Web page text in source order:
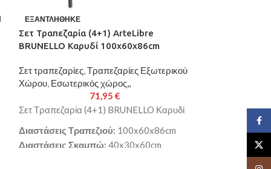
ΕΞΑΝΤΛΉΘΗΚΕ
Σετ Τραπεζαρία (4+1) ArteLibre
BRUNELLO Καρυδί 100x60x86cm
Σετ τραπεζαρίες, Τραπεζαρίες Εξωτερικού
Χώρου, Εσωτερικός χώρος,,
71,95 €
Σετ Τραπεζαρία (4+1) BRUNELLO Καρυδί
Διαστάσεις Τραπεζιού: 100x60x86cm
Διαστάσεις Σκαμπώ: 40x30x60cm
Σετ
Το σετ
Τραπεζάκι